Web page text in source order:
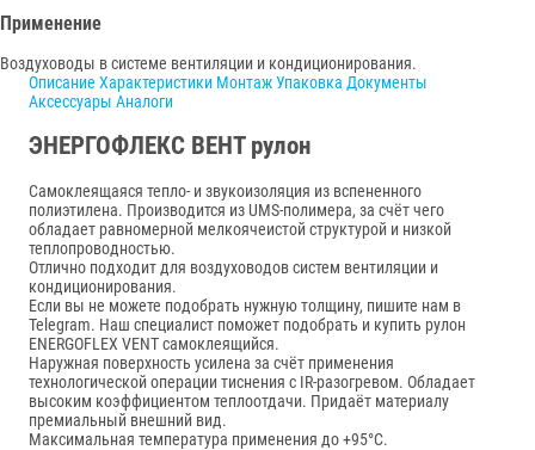
Применение
Воздуховоды в системе вентиляции и кондиционирования.
Описание Характеристики МонтажУпаковка Документы
Аксессуары Аналоги
ЭНЕРГОФЛЕКС ВЕНТ рулон
Самоклеящаяся тепло- и звукоизоляция из вспененного
полиэтилена. Производится из UMS-полимера, за счёт чего
обладает равномерной мелкоячеистой структурой и низкой
теплопроводностью.
Отлично подходит для воздуховодов систем вентиляции и
кондиционирования.
Если вы не можете подобрать нужную толщину, пишите нам в
Telegram. Наш специалист поможет подобрать и купить рулон
ENERGOFLEX VENT самоклеящийся.
Наружная поверхность усилена за счёт применения
технологической операции тиснения с IR-разогревом. Обладает
высоким коэффициентом теплоотдачи. Придаёт материалу
премиальный внешний вид.
Максимальная температура применения до +95°С.